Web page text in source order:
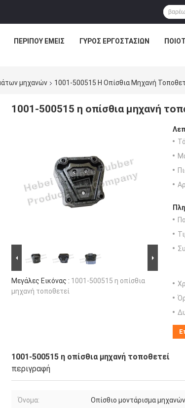
ΠΕΡΊΠΟΥ ΕΜΕΊΣ ΓΎΡΟΣ ΕΡΓΟΣΤΑΣΊΩΝ
μηχανών 1001-500515 Η Οπίσθια Μηχανή
1001-500515 η οπίσθια μηχανή
Μεγάλες Εικόνας : 1001-500515 η οπίσθια
μηχανή τοποθετεί
1001-500515 η οπίσθια μηχανή τοποθετεί
περιγραφή
Όνομα: Οπίσθιο μοντάρισμα μηχανών